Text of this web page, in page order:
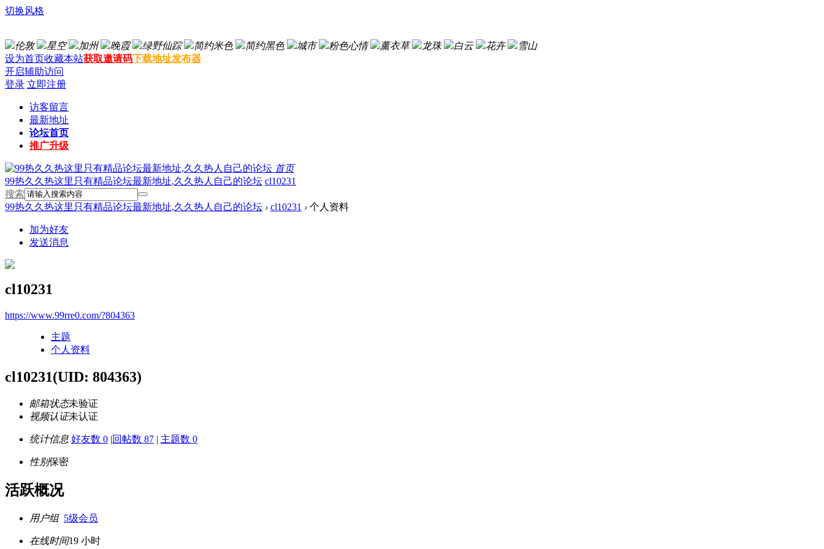
切换风格
伦敦 星空 加州 晚霞 绿野仙踪 简约米色 简约黑色 城市 粉色心情 薰衣草 龙珠 白云 花卉
雪山
设为首页收藏本站获取邀请码下载地址发布器
开启辅助访问
登录 立即注册
访客留言
最新地址
论坛首页
推广升级
首页
99热久久热这里只有精品论坛最新地址,久久热人自己的论坛 cl10231
搜索
99热久久热这里只有精品论坛最新地址,久久热人自己的论坛 › cl10231 › 个人资料
加为好友
发送消息
cl10231
https://www.99rre0.com/?804363
主题
个人资料
cl10231(UID: 804363)
邮箱状态未验证
视频认证未认证
统计信息 好友数 0 |回帖数 87 | 主题数 0
性别保密
活跃概况
用户组 5级会员
在线时间19 小时